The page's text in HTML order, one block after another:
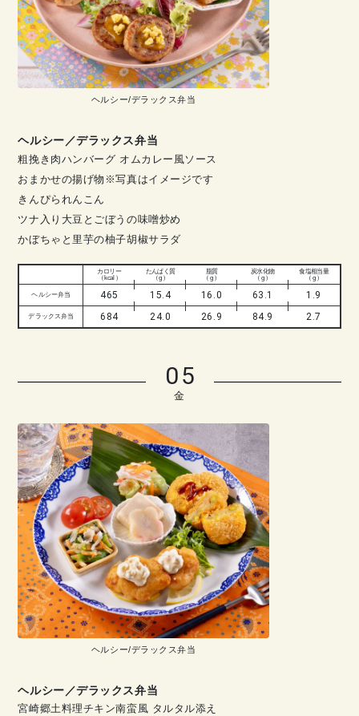
ヘルシー/デラックス弁当
ヘルシー／デラックス弁当
粗挽き肉ハンバーグ オムカレー風ソース
おまかせの揚げ物※写真はイメージです
きんぴられんこん
ツナ入り大豆とごぼうの味噌炒め
かぼちゃと里芋の柚子胡椒サラダ
カロリー
（ kcal ）
たんぱく質
（ g ）
脂質
（ g ）
炭水化物
（ g ）
食塩相当量
（ g ）
ヘルシー弁当 465 15.4 16.0 63.1 1.9
デラックス弁当 684 24.0 26.9 84.9 2.7
05
金
ヘルシー/デラックス弁当
ヘルシー／デラックス弁当
宮崎郷土料理チキン南蛮風 タルタル添え